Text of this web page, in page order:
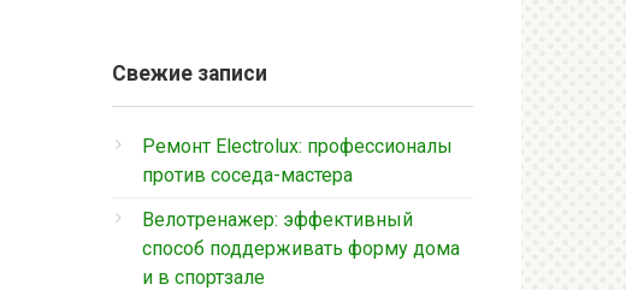
Свежие записи
Ремонт Electrolux: профессионалы
против соседа-мастера
Велотренажер: эффективный
способ поддерживать форму дома
и в спортзале